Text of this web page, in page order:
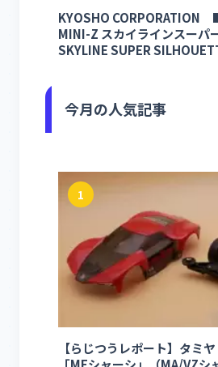
KYOSHO CORPORATION
MINI-Z スカイラインスーパ
SKYLINE SUPER
今月の人気記事
1
【らじつうレポート】タミ